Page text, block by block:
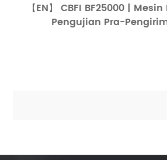
【EN】 CBFI BF25000 |
Pengujian Pra-